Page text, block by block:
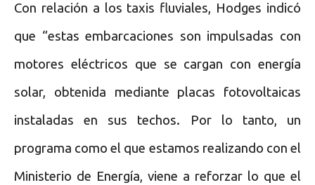
Con relación a los taxis fluviales, Hodges indicó
que “estas embarcaciones son impulsadas con
motores eléctricos que se cargan con energía
solar, obtenida mediante placas fotovoltaicas
instaladas en sus techos. Por lo tanto, un
programa como el que estamos realizando con el
Ministerio de Energía, viene a reforzar lo que el